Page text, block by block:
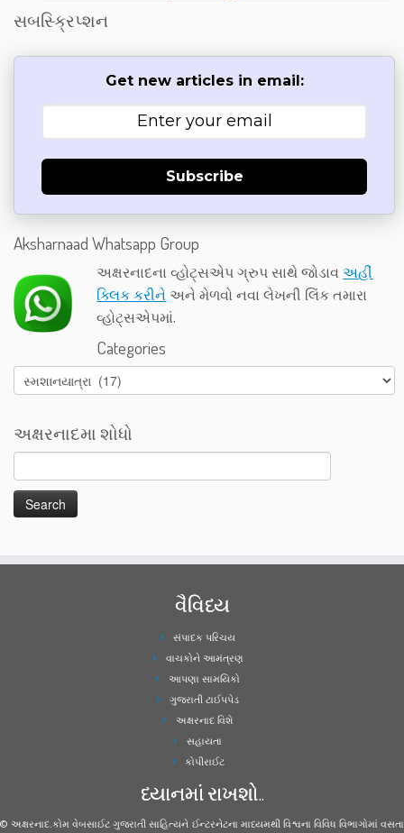
સબસ્ક્રિપ્શન
Get new articles in email:
Subscribe
Aksharnaad Whatsapp Group
અક્ષરનાદના વ્હોટ્સએપ ગ્રુપ સાથે જોડાવઅહીં
ક્લિક કરીને અને મેળવો નવા લેખની લિંક તમારા
વ્હોટ્સએપમાં.
Categories
Categories
અક્ષરનાદમા શોધો
વૈવિધ્ય
સંપાદક પરિચય
વાચકોને આમંત્રણ
આપણા સામયિકો
ગુજરાતી ટાઈપપેડ
અક્ષરનાદ વિશે
સહાયતા
કોપીરાઈટ
ધ્યાનમાં રાખશો..
© અક્ષરનાદ.કોમ વેબસાઈટ ગુજરાતી સાહિત્યને ઈન્ટરનેટના માધ્યમથી વિશ્વના વિવિધ વિભાગોમાં વસતા